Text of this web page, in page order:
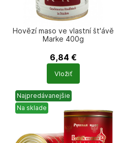
Hovězí maso ve vlastní št'ávě
Marke 400g
6,84 €
Počet
produktů
Vložiť
Najpredávanejšie
Na sklade